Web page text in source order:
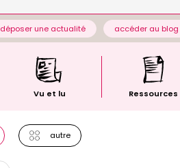
déposer une actualité accéder au blog
Vu et lu Ressources
autre